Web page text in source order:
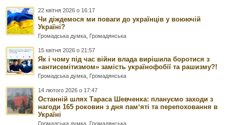
22 квітня 2026 о 16:17
Чи діждемося ми поваги до українців у воюючій
Україні?
Громадська думка Громадянська
15 квітня 2026 о 21:57
Як і чому під час війни влада вирішила боротися з
«антисемітизмом» замість українофобії та рашизму?!
Громадська думка Громадянська
14 лютого 2026 о 17:47
Останній шлях Тараса Шевченка: плануємо заходи з
нагоди 165 роковин з дня памʼяті та перепоховання в
Україні
Громадська думка Громадянська